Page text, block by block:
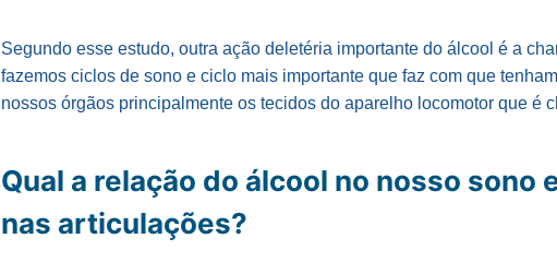
Segundo esse estudo, outra ação deletéria importante do álcool é a
fazemos ciclos de sono e ciclo mais importante que faz com que
nossos órgãos principalmente os tecidos do aparelho locomotor que é
Qual a relação do álcool no nosso sono
nas articulações?